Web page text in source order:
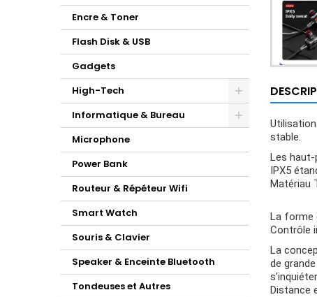
Encre & Toner
Flash Disk & USB
Gadgets
High-Tech
Informatique & Bureau
Microphone
Power Bank
Routeur & Répéteur Wifi
Smart Watch
Souris & Clavier
Speaker & Enceinte Bluetooth
Tondeuses et Autres
stable.
Les haut-
IPX5
Matériau
La forme
Contrôle
La
de
Distance